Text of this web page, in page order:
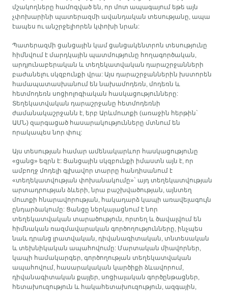
մշակողները համոզված են, որ մոտ ապագայում եթե այն
չփոխարինի պատերազմի ավանդական տեսությանը, ապա
էապես ու անշրջելիորեն կփոխի նրան:
Պատերազմի ցանցային կամ ցանցակենտրոն տեսությունը
հիմնվում է մարդկային պատմությունը հողագործական,
արդյունաբերական և տեղեկատվական դարաշրջանների
բաժանելու սկզբունքի վրա: Այս դարաշրջաններին խստորեն
համապատասխանում են նախամոդեռն, մոդեռն և
հետմոդեռն սոցիոլոգիական հասկացությունները:
Տեղեկատվական դարաշրջանը հետմոդեռնի
ժամանակաշրջանն է, երբ Արևմուտքի (առաջին հերթին`
ԱՄՆ) զարգացած հասարակությունները մտնում են
որակապես նոր փուլ:
Այս տեսության համար ամենակարևոր հասկացությունը
«ցանց» եզրն է: Ցանցային սկզբունքի իմաստն այն է, որ
ամբողջ մոդելի գլխավոր տարրը հանդիսանում է
«տեղեկատվության փոխանակումը»` այդ տեղեկատվության
արտադրության ձևերի, նրա բաշխվածության, այնտեղ
մուտքի հնարավորության, հակադարձ կապի առավելագույն
ընդարձակումը: Ցանցը ներկայացնում է նոր
տեղեկատվական տարածություն, որտեղ և ծավալվում են
հիմնական ռազմավարական գործողությունները, ինչպես
նաև դրանց լրատվական, դիվանագիտական, տնտեսական
և տեխնիկական ապահովումը: Մարտական միավորներ,
կապի համակարգեր, գործողության տեղեկատվական
ապահովում, հասարակական կարծիքի ձևավորում,
դիվանագիտական քայլեր, սոցիալական գործընթացներ,
հետախուզություն և հակահետախուզություն, ազգային,